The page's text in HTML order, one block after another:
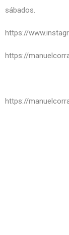
sábados.
https://
https://
https://